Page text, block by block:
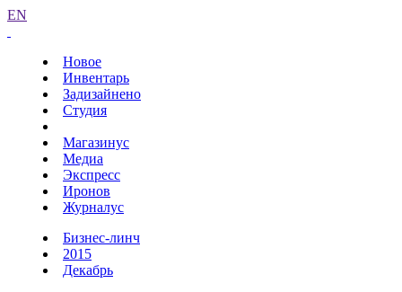
EN
Новое
Инвентарь
Задизайнено
Студия
Магазинус
Медиа
Экспресс
Иронов
Журналус
Бизнес-линч
2015
Декабрь